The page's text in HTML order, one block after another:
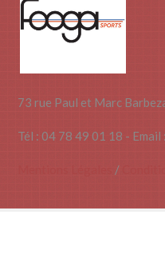
73 rue Paul et Marc
Tél : 04 78 49 01 18 -
/